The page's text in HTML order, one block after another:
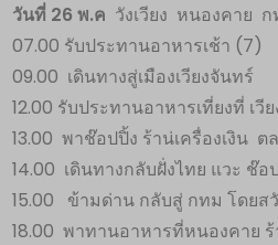
วันที่ 26 พ.ค วังเวียง หนองคาย
07.00 รับประทานอาหารเช้า (7)
09.00 เดินทางสู่เมืองเวียงจันทร์
12.00 รับประทานอาหารเที่ยงที่ เวี
13.00 พาช๊อปปิ้ง ร้าน่เครื่องเงิน ต
14.00 เดินทางกลับฝั่งไทย แวะ ช๊อ
15.00 ข้ามด่าน กลับสู่ กทม โดยส
18.00 พาทานอาหารที่หนองคาย